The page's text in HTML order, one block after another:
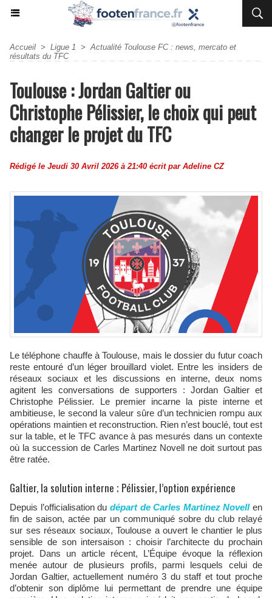
Accueil > Ligue 1 > Actualité Toulouse FC : news, mercato et
résultats du TFC
Toulouse : Jordan Galtier ou
Christophe Pélissier, le choix qui peut
changer le projet du TFC
Rédigé le Jeudi 30 Avril 2026 à 21:40 écrit par Adeline CZ
Le téléphone chauffe à Toulouse, mais le dossier du futur coach
reste entouré d’un léger brouillard violet. Entre les insiders de
réseaux sociaux et les discussions en interne, deux noms
agitent les conversations de supporters : Jordan Galtier et
Christophe Pélissier. Le premier incarne la piste interne et
ambitieuse, le second la valeur sûre d’un technicien rompu aux
opérations maintien et reconstruction. Rien n’est bouclé, tout est
sur la table, et le TFC avance à pas mesurés dans un contexte
où la succession de Carles Martinez Novell ne doit surtout pas
être ratée.
Galtier, la solution interne ; Pélissier, l’option expérience
Depuis l’officialisation du départ de Carles Martinez Novellen
fin de saison, actée par un communiqué sobre du club relayé
sur ses réseaux sociaux, Toulouse a ouvert le chantier le plus
sensible de son intersaison : choisir l’architecte du prochain
projet. Dans un article récent, L’Équipe évoque la réflexion
menée autour de plusieurs profils, parmi lesquels celui de
Jordan Galtier, actuellement numéro 3 du staff et tout proche
d’obtenir son diplôme lui permettant de prendre une équipe